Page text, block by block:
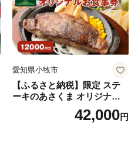
愛知県小牧市
【ふるさと納税】限定 ステ
ーキのあさくま オリジナル
お食事券 12000円 お好きなメ
ニュー 好きなだけ コーンス
42,000円